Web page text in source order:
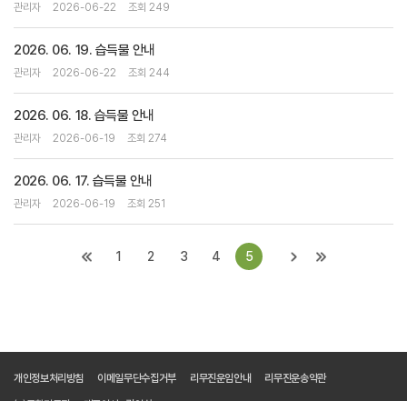
관리자 2026-06-22 조회 249
2026. 06. 19. 습득물 안내
관리자 2026-06-22 조회 244
2026. 06. 18. 습득물 안내
관리자 2026-06-19 조회 274
2026. 06. 17. 습득물 안내
관리자 2026-06-19 조회 251
1 2 3 4 5
개인정보처리방침 이메일무단수집거부 리무진운임안내 리무진운송약관